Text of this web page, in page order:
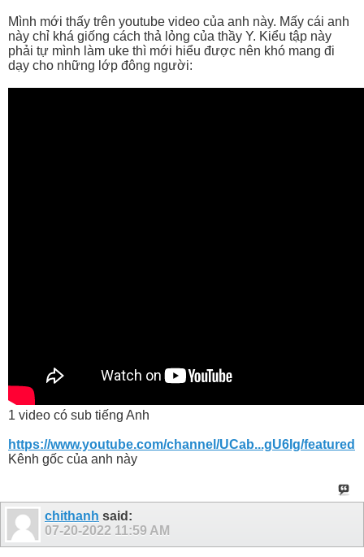
Mình mới thấy trên youtube video của anh này. Mấy cái anh
này chỉ khá giống cách thả lỏng của thầy Y. Kiểu tập này
phải tự mình làm uke thì mới hiểu được nên khó mang đi
dạy cho những lớp đông người:
1 video có sub tiếng Anh
https://www.youtube.com/channel/UCab...gU6Ig/featured
Kênh gốc của anh này
chithanh said:
07-20-2022 11:59 AM